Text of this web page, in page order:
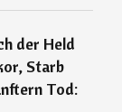
der Held
Starb
Tod: